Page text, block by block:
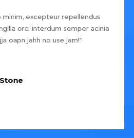
minim, excepteur repellendus
orci interdum semper acinia
oapn jahh no use jam!"